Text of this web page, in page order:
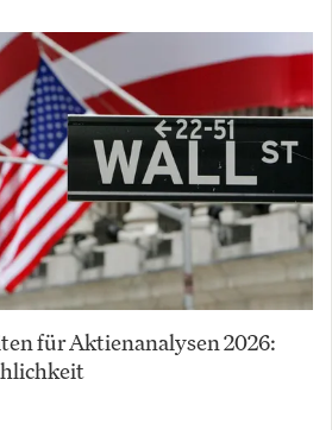
für Aktienanalysen 2026: